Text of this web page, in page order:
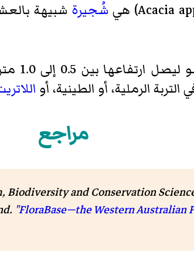
Acacia) هي شُجيرة شبيهة
الرملية، أو الطينية، أو
مراجع
Biodiversity and Conservation
"FloraBase—the Western Australian